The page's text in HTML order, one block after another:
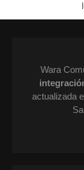
Wara
actualizada